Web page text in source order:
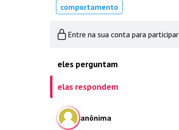
comportamento
Entre na sua conta para participar
eles perguntam
elas respondem
anônima